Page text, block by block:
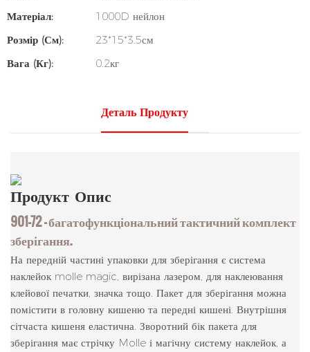
Матеріал:
1000D нейлон
Розмір (см):
23*15*3.5см
Вага (кг):
0.2кг
Деталь Продукту
Продукт Опис
901-72 — багатофункціональний тактичний комплект
зберігання.
На передній частині упаковки для зберігання є система
наклейок molle magic, вирізана лазером, для наклеювання
клейової печатки, значка тощо. Пакет для зберігання можна
помістити в головну кишеню та передні кишені. Внутрішня
сітчаста кишеня еластична. Зворотний бік пакета для
зберігання має стрічку Molle і магічну систему наклейок, а